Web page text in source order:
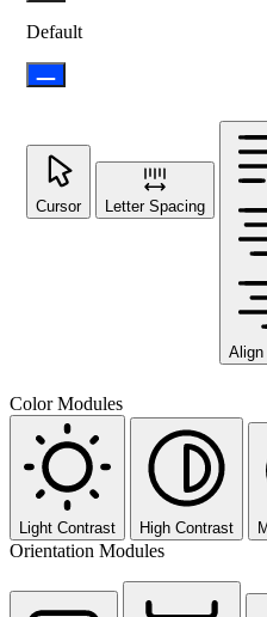
Default
Cursor Letter Spacing
Align
Color Modules
Light Contrast High Contrast
Orientation Modules